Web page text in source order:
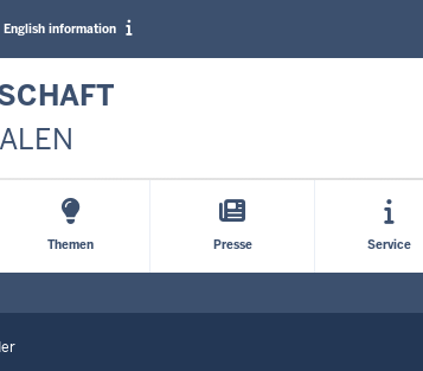
English information
Themen Presse Service